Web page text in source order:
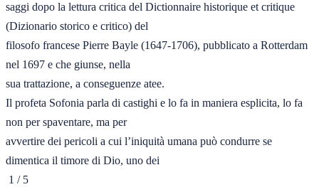
saggi dopo la lettura critica del Dictionnaire historique et critique
(Dizionario storico e critico) del
filosofo francese Pierre Bayle (1647-1706), pubblicato a Rotterdam
nel 1697 e che giunse, nella
sua trattazione, a conseguenze atee.
Il profeta Sofonia parla di castighi e lo fa in maniera esplicita, lo fa
non per spaventare, ma per
avvertire dei pericoli a cui l’iniquità umana può condurre se
dimentica il timore di Dio, uno dei
1 / 5